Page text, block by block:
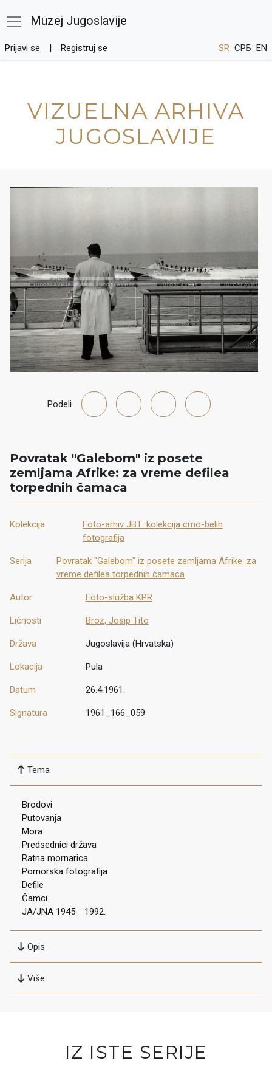
Muzej Jugoslavije
Prijavi se Registruj se SR СРБ EN
VIZUELNA ARHIVA
JUGOSLAVIJE
Podeli
Povratak "Galebom" iz posete
zemljama Afrike: za vreme defilea
torpednih čamaca
Kolekcija
Foto-arhiv JBT: kolekcija crno-belih
fotografija
Serija
Povratak "Galebom" iz posete zemljama Afrike: za
vreme defilea torpednih čamaca
Autor Foto-služba KPR
Ličnosti Broz, Josip Tito
Država Jugoslavija (Hrvatska)
Lokacija Pula
Datum 26.4.1961.
Signatura 1961_166_059
Tema
Brodovi
Putovanja
Mora
Predsednici država
Ratna mornarica
Pomorska fotografija
Defile
Čamci
JA/JNA 1945―1992.
Opis
Više
IZ ISTE SERIJE